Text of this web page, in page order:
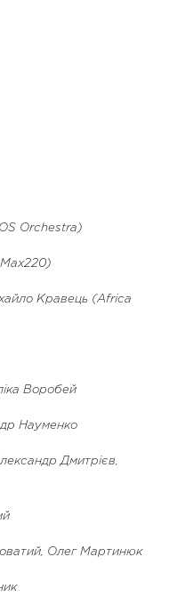
Orchestra)
Кравець (Africa
Воробей
Науменко
Дмитрієв,
Олег Мартинюк